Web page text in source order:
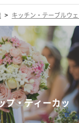
> キッチン・テーブルウ
プ・ティーカッ